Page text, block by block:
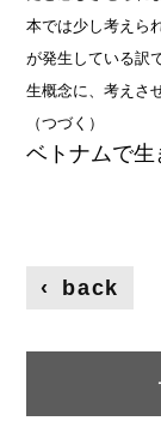
本では少し考えら
が発生している訳
生概念に、考えさ
（つづく）
ベトナムで生
‹ back